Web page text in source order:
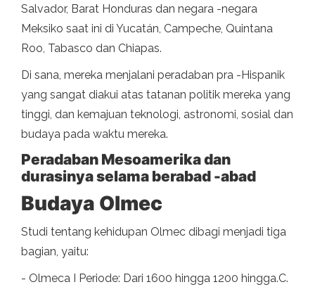
Salvador, Barat Honduras dan negara -negara
Meksiko saat ini di Yucatán, Campeche, Quintana
Roo, Tabasco dan Chiapas.
Di sana, mereka menjalani peradaban pra -Hispanik
yang sangat diakui atas tatanan politik mereka yang
tinggi, dan kemajuan teknologi, astronomi, sosial dan
budaya pada waktu mereka.
Peradaban Mesoamerika dan
durasinya selama berabad -abad
Budaya Olmec
Studi tentang kehidupan Olmec dibagi menjadi tiga
bagian, yaitu:
- Olmeca I Periode: Dari 1600 hingga 1200 hingga.C.